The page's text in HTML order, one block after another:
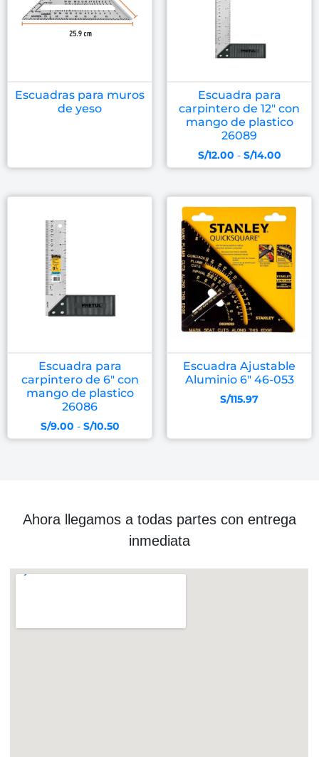
Escuadras para muros
de yeso
Escuadra para
carpintero de 12″ con
mango de plastico
26089
S/12.00 - S/14.00
Escuadra para
carpintero de 6″ con
mango de plastico
26086
S/9.00 - S/10.50
Escuadra Ajustable
Aluminio 6″ 46-053
S/115.97
Ahora llegamos a todas partes con entrega
inmediata